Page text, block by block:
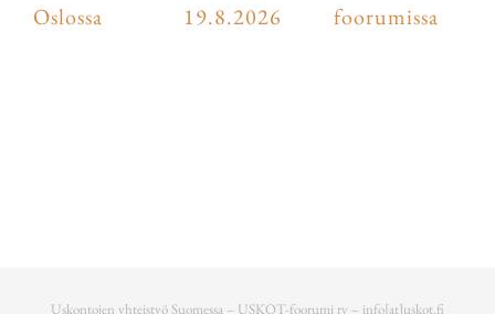
Oslossa
19.8.2026
foorumissa
Uskontojen yhteistyö Suomessa – USKOT-foorumi ry – info[at]uskot.fi